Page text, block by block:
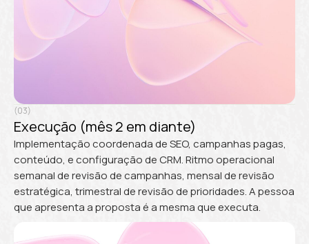
(03)
Execução (mês 2 em diante)
Implementação coordenada de SEO, campanhas pagas,
conteúdo, e configuração de CRM. Ritmo operacional
semanal de revisão de campanhas, mensal de revisão
estratégica, trimestral de revisão de prioridades. A pessoa
que apresenta a proposta é a mesma que executa.